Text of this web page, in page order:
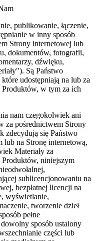
publikowanie, łączenie,
w inny sposób
Strony internetowej lub
dokumentów, fotografii,
dźwięku,
Są Państwo
udostępniają na lub za
w tym za ich
nam czegokolwiek ani
za pośrednictwem Strony
zdecydują się Państwo
lub na Stronę internetową,
Materiały za
niniejszym
sublicencjonowaniu na
bezpłatnej licencji na
wyświetlanie,
tworzenie dzieł
pełne
sposób ustalony
części lub